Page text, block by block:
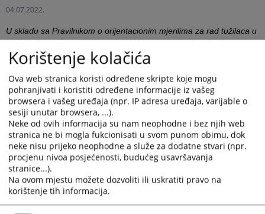
04.07.2022.
U skladu sa Pravilnikom o orijentacionim mjerilima za rad tužilaca u
tužilaštvima u Bosni i Hercegovini i Uputstvom za izradu planova
rješavanja starih predmeta u tužilaštvima u BiH, u Kantonalnom
tužilaštvu Bosansko- podrinjskog kantona Goražde donesen je
Plan rješavanja starih predmeta za 2022. godinu.
Prikazana vijest je na: Bosanski jezik
Prateći dokumenti
Plan rješavanja starih predmeta 2022
88
Korištenje kolačića
Ova web stranica koristi određene skripte koje mogu
pohranjivati i koristiti određene informacije iz vašeg
browsera i vašeg uređaja (npr. IP adresa uređaja, varijable o
sesiji unutar browsera, ...).
Neke od ovih informacija su nam neophodne i bez njih web
stranica ne bi mogla fukcionisati u svom punom obimu, dok
neke nisu prijeko neophodne a služe za dodatne stvari (npr.
procjenu nivoa posjećenosti, budućeg usavršavanja
stranice...).
Na ovom mjestu možete dozvoliti ili uskratiti pravo na
korištenje tih informacija.